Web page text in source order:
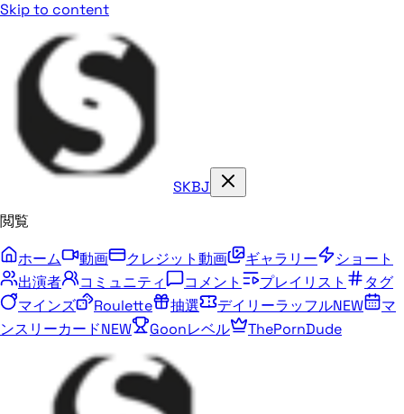
Skip to content
SKBJ
閲覧
ホーム
動画 クレジット動画 ギャラリー
ショート
出演者
コミュニティ コメント プレイリスト
タグ
マインズ
Roulette 抽選 デイリーラッフルNEW
マ
ンスリーカードNEW Goonレベル ThePornDude